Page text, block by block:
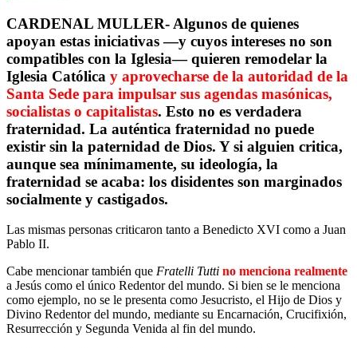
CARDENAL MULLER- Algunos de quienes
apoyan estas iniciativas —y cuyos intereses no son
compatibles con la Iglesia— quieren remodelar la
Iglesia Católica y aprovecharse de la autoridad de la
Santa Sede para impulsar sus agendas masónicas,
socialistas o capitalistas. Esto no es verdadera
fraternidad. La auténtica fraternidad no puede
existir sin la paternidad de Dios. Y si alguien critica,
aunque sea mínimamente, su ideología, la
fraternidad se acaba: los disidentes son marginados
socialmente y castigados.
Las mismas personas criticaron tanto a Benedicto XVI como a Juan
Pablo II.
Cabe mencionar también que Fratelli Tutti no menciona realmente
a Jesús como el único Redentor del mundo. Si bien se le menciona
como ejemplo, no se le presenta como Jesucristo, el Hijo de Dios y
Divino Redentor del mundo, mediante su Encarnación, Crucifixión,
Resurrección y Segunda Venida al fin del mundo.